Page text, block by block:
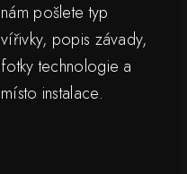
nám pošlete typ
vířivky, popis závady,
fotky technologie a
místo instalace.